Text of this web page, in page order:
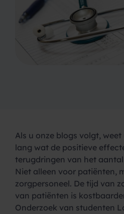
Als u onze blogs volgt,
lang wat de positieve
terugdringen van het aantal
Niet alleen voor patiënten,
zorgpersoneel. De tijd van
van patiënten is
Onderzoek van studenten